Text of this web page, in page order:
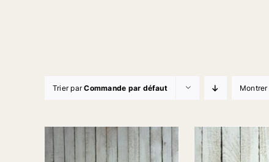
Trier parCommande par défaut Montrer